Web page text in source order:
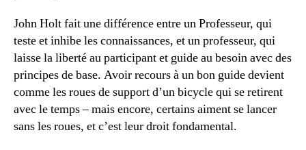
John Holt fait une différence entre un Professeur, qui
teste et inhibe les connaissances, et un professeur, qui
laisse la liberté au participant et guide au besoin avec des
principes de base. Avoir recours à un bon guide devient
comme les roues de support d’un bicycle qui se retirent
avec le temps – mais encore, certains aiment se lancer
sans les roues, et c’est leur droit fondamental.